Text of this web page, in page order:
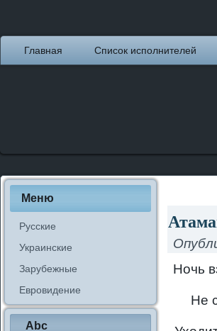
Главная Список исполнителей
Меню
Русские
Украинские
Зарубежные
Евровидение
Abc
Ночь
Не